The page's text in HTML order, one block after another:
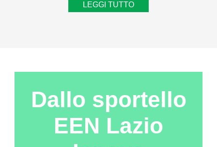
LEGGI TUTTO
Dallo sportello
EEN Lazio